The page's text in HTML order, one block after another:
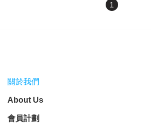
1
關於我們
About Us
會員計劃